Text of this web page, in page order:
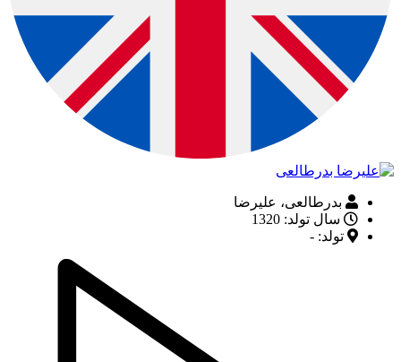
بدرطالعی، علیرضا
سال تولد: 1320
تولد: -